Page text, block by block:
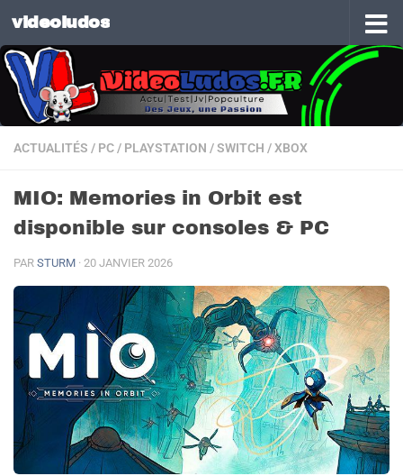
Skip to content
videoludos
ACTUALITÉS / PC/ PLAYSTATION /SWITCH /XBOX
MIO: Memories in Orbit est
disponible sur consoles & PC
PAR STURM · 20 JANVIER 2026